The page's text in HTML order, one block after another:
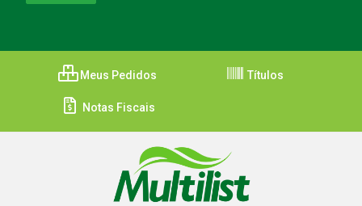
Meus Pedidos Títulos
Notas Fiscais